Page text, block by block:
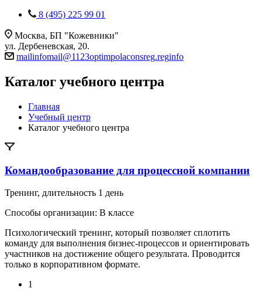
8 (495) 225 99 01
Москва, БП "Кожевники"
ул. Дербеневская, 20.
mailinfomail@1123optimpolaconsreg.reginfo
Каталог учебного центра
Главная
Учебный центр
Каталог учебного центра
Командообразование для процессной компании
Тренинг, длительность 1 день
Способы организации: В классе
Психологический тренинг, который позволяет сплотить
команду для выполнения бизнес-процессов и ориентировать
участников на достижение общего результата. Проводится
только в корпоративном формате.
1